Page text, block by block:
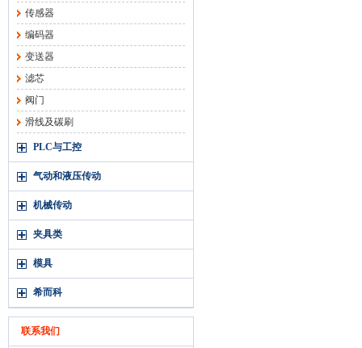
传感器
编码器
变送器
滤芯
阀门
滑线及碳刷
PLC与工控
气动和液压传动
机械传动
夹具类
模具
希而科
联系我们